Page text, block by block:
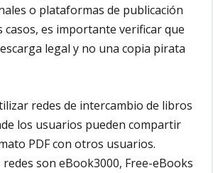
o plataformas de publicación
casos, es importante verificar que
legal y no una copia pirata
redes de intercambio de libros
los usuarios pueden compartir
PDF con otros usuarios.
son eBook3000, Free-eBooks